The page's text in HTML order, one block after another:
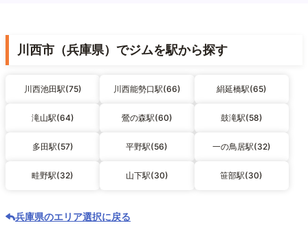
川西市（兵庫県）でジムを駅から探す
川西池田駅(75) 川西能勢口駅(66) 絹延橋駅(65)
滝山駅(64) 鶯の森駅(60) 鼓滝駅(58)
多田駅(57) 平野駅(56) 一の鳥居駅(32)
畦野駅(32) 山下駅(30) 笹部駅(30)
兵庫県のエリア選択に戻る